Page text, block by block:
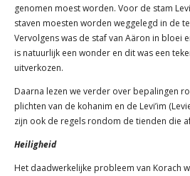
genomen moest worden. Voor de stam
staven moesten worden weggelegd in de
Vervolgens was de staf van Aäron in bloei
is natuurlijk een wonder en dit was een
uitverkozen.
Daarna lezen we verder over bepalingen
plichten van de kohanim en de Levi’im
zijn ook de regels rondom de tienden die
Heiligheid
Het daadwerkelijke probleem van Korach